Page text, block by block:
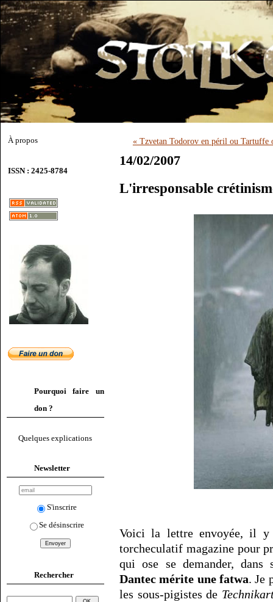
À propos
ISSN : 2425-8784
Pourquoi faire un
don ?
Quelques explications
Newsletter
S'inscrire
Se désinscrire
Rechercher
« Tzvetan Todorov en péril ou Tartuffe
14/02/2007
L'irresponsable
Voici la lettre envoyée, il y
torcheculatif magazine pour
qui ose se demander,
Dantec mérite une fatwa. Je
les sous-pigistes de